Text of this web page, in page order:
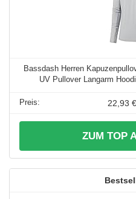
Bassdash Herren
UV Pullover Langarm
22,93 €
ZUM TOP